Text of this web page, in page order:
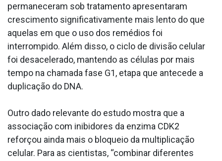
permaneceram sob tratamento apresentaram
crescimento significativamente mais lento do que
aquelas em que o uso dos remédios foi
interrompido. Além disso, o ciclo de divisão celular
foi desacelerado, mantendo as células por mais
tempo na chamada fase G1, etapa que antecede a
duplicação do DNA.
Outro dado relevante do estudo mostra que a
associação com inibidores da enzima CDK2
reforçou ainda mais o bloqueio da multiplicação
celular. Para as cientistas, “combinar diferentes